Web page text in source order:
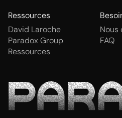
Ressources
David Laroche
Paradox Group
Ressources
FAQ